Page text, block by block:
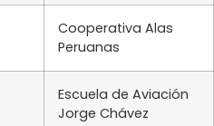
Cooperativa Alas
Peruanas
Escuela de Aviación
Jorge Chávez